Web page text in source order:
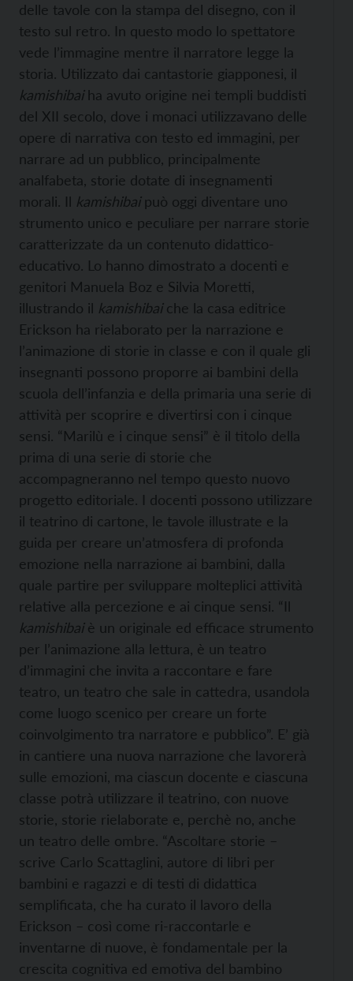
delle tavole con la stampa del disegno, con il
testo sul retro. In questo modo lo spettatore
vede l’immagine mentre il narratore legge la
storia. Utilizzato dai cantastorie giapponesi, il
kamishibaiha avuto origine nei templi buddisti
del XII secolo, dove i monaci utilizzavano delle
opere di narrativa con testo ed immagini, per
narrare ad un pubblico, principalmente
analfabeta, storie dotate di insegnamenti
morali. Il kamishibaipuò oggi diventare uno
strumento unico e peculiare per narrare storie
caratterizzate da un contenuto didattico-
educativo. Lo hanno dimostrato a docenti e
genitori Manuela Boz e Silvia Moretti,
illustrando il kamishibaiche la casa editrice
Erickson ha rielaborato per la narrazione e
l’animazione di storie in classe e con il quale gli
insegnanti possono proporre ai bambini della
scuola dell’infanzia e della primaria una serie di
attività per scoprire e divertirsi con i cinque
sensi. “Marilù e i cinque sensi” è il titolo della
prima di una serie di storie che
accompagneranno nel tempo questo nuovo
progetto editoriale. I docenti possono utilizzare
il teatrino di cartone, le tavole illustrate e la
guida per creare un’atmosfera di profonda
emozione nella narrazione ai bambini, dalla
quale partire per sviluppare molteplici attività
relative alla percezione e ai cinque sensi. “Il
kamishibaiè un originale ed efficace strumento
per l’animazione alla lettura, è un teatro
d’immagini che invita a raccontare e fare
teatro, un teatro che sale in cattedra, usandola
come luogo scenico per creare un forte
coinvolgimento tra narratore e pubblico”. E’ già
in cantiere una nuova narrazione che lavorerà
sulle emozioni, ma ciascun docente e ciascuna
classe potrà utilizzare il teatrino, con nuove
storie, storie rielaborate e, perchè no, anche
un teatro delle ombre. “Ascoltare storie –
scrive Carlo Scattaglini, autore di libri per
bambini e ragazzi e di testi di didattica
semplificata, che ha curato il lavoro della
Erickson – così come ri-raccontarle e
inventarne di nuove, è fondamentale per la
crescita cognitiva ed emotiva del bambino